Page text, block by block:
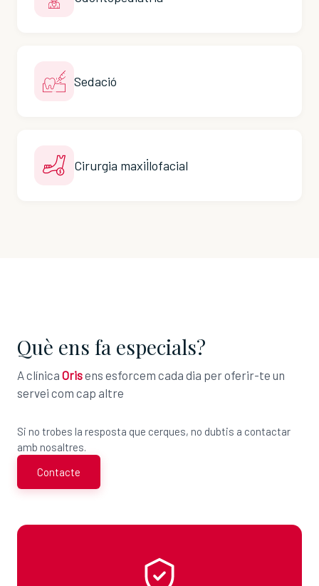
Sedació
Cirurgia maxil·lofacial
Què ens fa especials?
A clínica Orisens esforcem cada dia per oferir-te un
servei com cap altre
Si no trobes la resposta que cerques, no dubtis a contactar
amb nosaltres.
Contacte